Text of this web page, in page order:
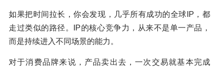
如果把时间拉长，你会发现，几乎所有成功的全球IP，都
走过类似的路径。IP的核心竞争力，从来不是单一产品，
而是持续进入不同场景的能力。
对于消费品牌来说，产品卖出去，一次交易就基本完成